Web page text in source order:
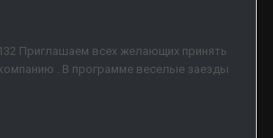
Приглашаем всех желающих принять
. В программе веселые заезды